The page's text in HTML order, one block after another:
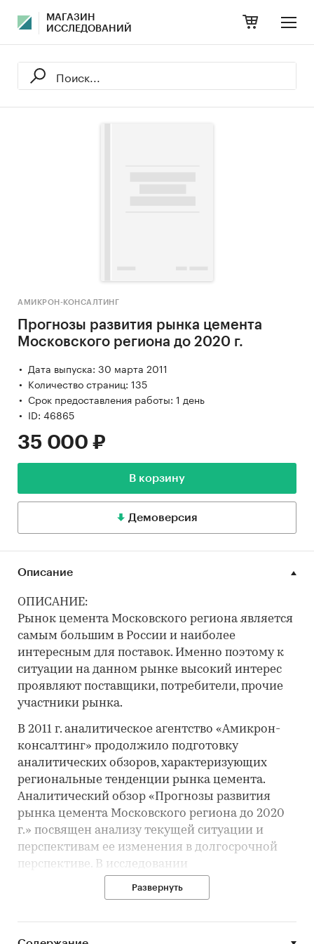
МАГАЗИН
ИССЛЕДОВАНИЙ
АМИКРОН-КОНСАЛТИНГ
Прогнозы развития рынка цемента
Московского региона до 2020 г.
Дата выпуска: 30 марта 2011
Количество страниц: 135
Срок предоставления работы: 1 день
ID: 46865
35 000 ₽
В корзину
Демоверсия
Описание
ОПИСАНИЕ:
Рынок цемента Московского региона является
самым большим в России и наиболее
интересным для поставок. Именно поэтому к
ситуации на данном рынке высокий интерес
проявляют поставщики, потребители, прочие
участники рынка.
В 2011 г. аналитическое агентство «Амикрон-
консалтинг» продолжило подготовку
аналитических обзоров, характеризующих
региональные тенденции рынка цемента.
Аналитический обзор «Прогнозы развития
рынка цемента Московского региона до 2020
г.» посвящен анализу текущей ситуации и
перспективам ее изменения в долгосрочной
перспективе. В исследовании
развития рынка цемента в Московском
Развернуть